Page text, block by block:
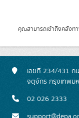
คุณสามารถเข้าถึงคลังท
เลขที่ 234/431 ถ
จตุจักร กรุงเทพม
02 026 2333